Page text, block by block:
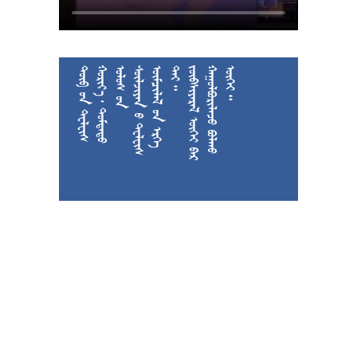

































































  






































 